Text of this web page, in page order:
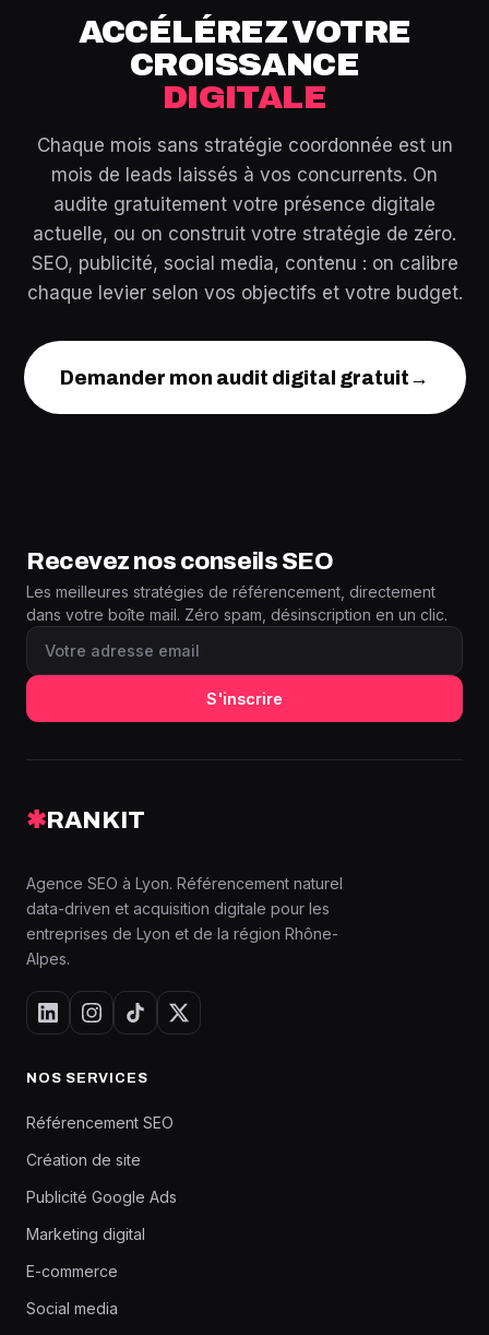
réseaux sociaux pour la notoriété, contenu pour
commence par un audit avant de proposer un plan
d'action. Elle pratique la transparence sur les résultats et
les coûts. Et surtout, elle mesure son succès en termes
de résultats business pour le client, pas en nombre de
prestations facturées.
ACCÉLÉREZ VOTRE
CROISSANCE
DIGITALE
Chaque mois sans stratégie coordonnée est un
mois de leads laissés à vos concurrents. On
audite gratuitement votre présence digitale
actuelle, ou on construit votre stratégie de zéro.
SEO, publicité, social media, contenu : on calibre
chaque levier selon vos objectifs et votre budget.
Demander mon audit digital gratuit →
Recevez nos conseils SEO
Les meilleures stratégies de référencement, directement
dans votre boîte mail. Zéro spam, désinscription en un clic.
S'inscrire
✱ RANKIT
Agence SEO à Lyon. Référencement naturel
data-driven et acquisition digitale pour les
entreprises de Lyon et de la région Rhône-
Alpes.
NOS SERVICES
Référencement SEO
Création de site
Publicité Google Ads
Marketing digital
E-commerce
Social media